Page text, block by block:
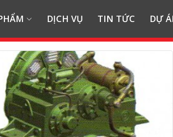
DỊCH VỤ TIN TỨC DỰ